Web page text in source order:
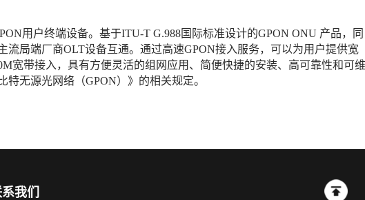
用户终端设备。基于ITU-T G.988国际标准设计的GPON ONU 产品，同
局端厂商OLT设备互通。通过高速GPON接入服务，可以为用户提供宽
宽带接入，具有方便灵活的组网应用、简便快捷的安装、高可靠性和可
无源光网络（GPON）》的相关规定。
我们